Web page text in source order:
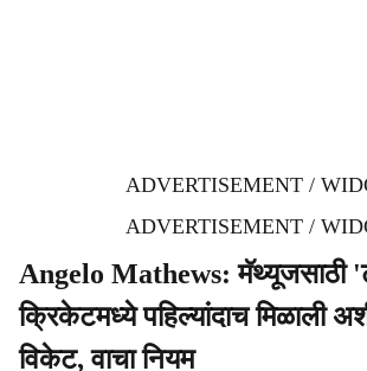
ADVERTISEMENT /
ADVERTISEMENT /
Angelo Mathews: मॅथ्यूजसाठी
क्रिकेटमध्ये पहिल्यांदाच मिळाली
विकेट, वाचा नियम